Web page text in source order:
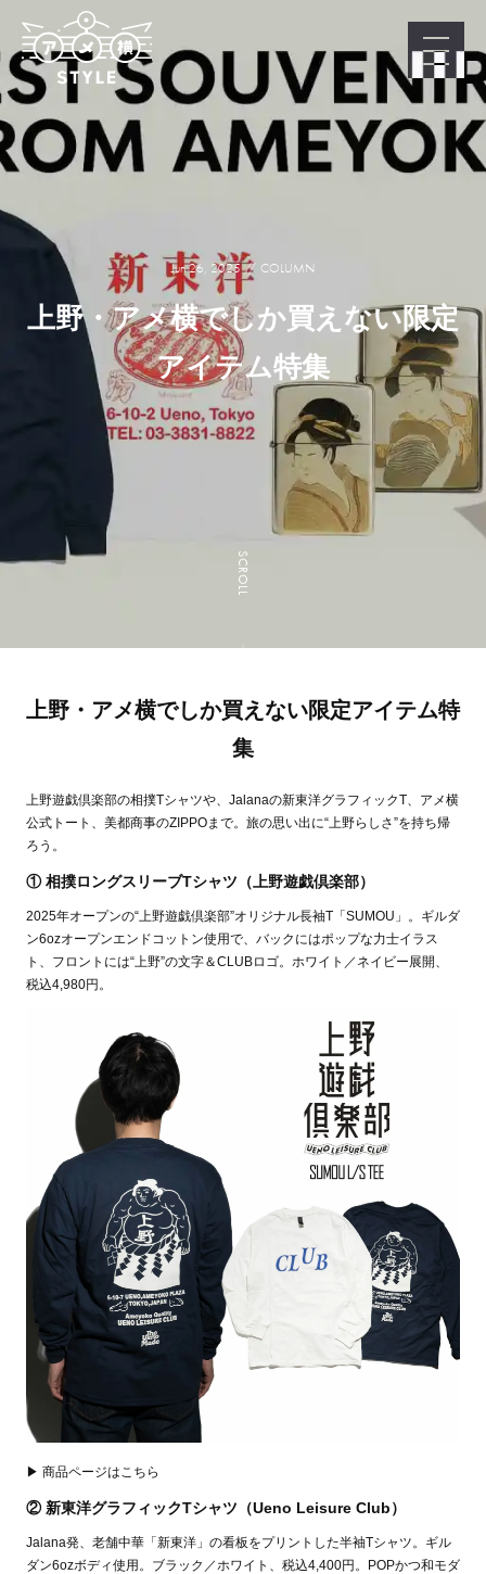
Jun 26, 2025 COLUMN
上野・アメ横でしか買えない限定
アイテム特集
SCROLL
上野・アメ横でしか買えない限定アイテム特
集
上野遊戯倶楽部の相撲Tシャツや、Jalanaの新東洋グラフィックT、アメ横
公式トート、美都商事のZIPPOまで。旅の思い出に“上野らしさ”を持ち帰
ろう。
① 相撲ロングスリーブTシャツ（上野遊戯倶楽部）
2025年オープンの“上野遊戯倶楽部”オリジナル長袖T「SUMOU」。ギルダ
ン6ozオープンエンドコットン使用で、バックにはポップな力士イラス
ト、フロントには“上野”の文字＆CLUBロゴ。ホワイト／ネイビー展開、
税込4,980円。
▶ 商品ページはこちら
② 新東洋グラフィックTシャツ（Ueno Leisure Club）
Jalana発、老舗中華「新東洋」の看板をプリントした半袖Tシャツ。ギル
ダン6ozボディ使用。ブラック／ホワイト、税込4,400円。POPかつ和モダ